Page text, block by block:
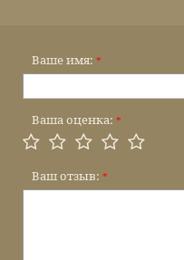
Ваше имя: *
Ваша оценка: *
Ваш отзыв: *